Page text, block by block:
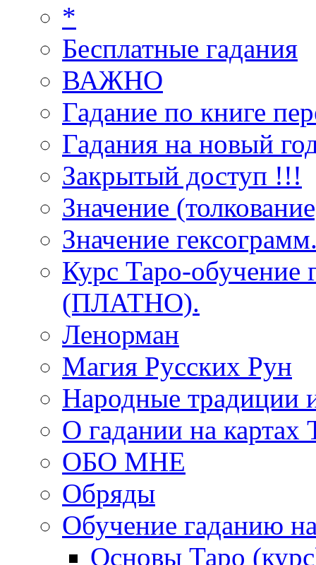
*
Бесплатные гадания
ВАЖНО
Гадание по книге
Гадания на новый
Закрытый доступ !!!
Значение
Значение
Курс Таро-обучение
(ПЛАТНО).
Ленорман
Магия Русских Рун
Народные традиции
О гадании на картах
ОБО МНЕ
Обряды
Обучение гаданию
Основы Таро